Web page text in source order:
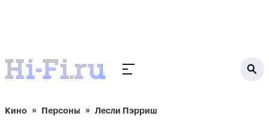
Кино Персоны Лесли Пэрриш